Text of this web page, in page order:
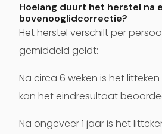
Hoelang duurt het herstel na
bovenooglidcorrectie?
Het herstel verschilt per
gemiddeld geldt:
Na circa 6 weken is het
kan het eindresultaat
Na ongeveer 1 jaar is het